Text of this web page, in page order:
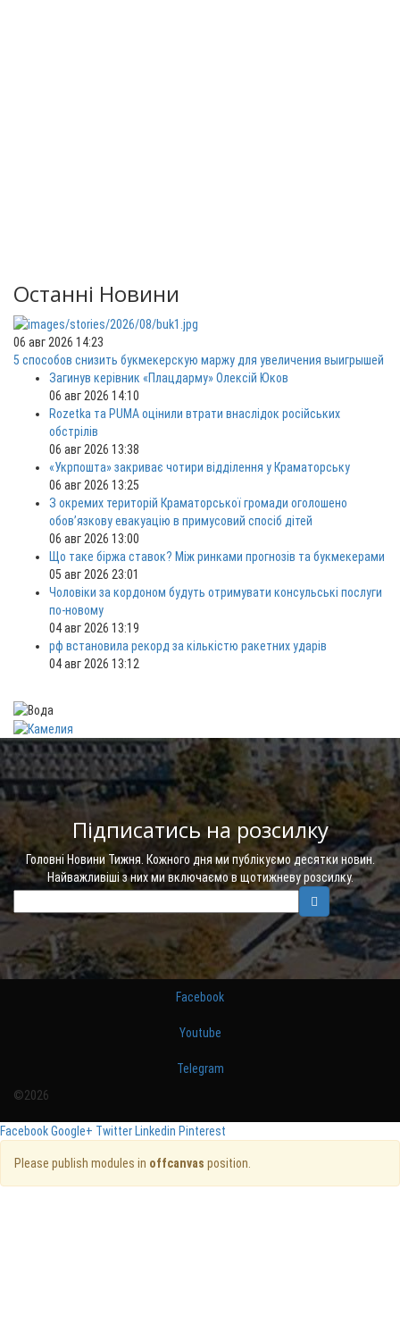
Останні Новини
06 авг 2026 14:23
5 способов снизить букмекерскую маржу для увеличения выигрышей
Загинув керівник «Плацдарму» Олексій Юков
06 авг 2026 14:10
Rozetka та PUMA оцінили втрати внаслідок російських
обстрілів
06 авг 2026 13:38
«Укрпошта» закриває чотири відділення у Краматорську
06 авг 2026 13:25
З окремих територій Краматорської громади оголошено
обов’язкову евакуацію в примусовий спосіб дітей
06 авг 2026 13:00
Що таке біржа ставок? Між ринками прогнозів та букмекерами
05 авг 2026 23:01
Чоловіки за кордоном будуть отримувати консульські послуги
по-новому
04 авг 2026 13:19
рф встановила рекорд за кількістю ракетних ударів
04 авг 2026 13:12
Підписатись на розсилку
Головні Новини Тижня. Кожного дня ми публікуємо десятки новин.
Найважливіші з них ми включаємо в щотижневу розсилку.
Facebook
Youtube
Telegram
©2026
FacebookGoogle+ Twitter Linkedin Pinterest
Please publish modules in offcanvas position.